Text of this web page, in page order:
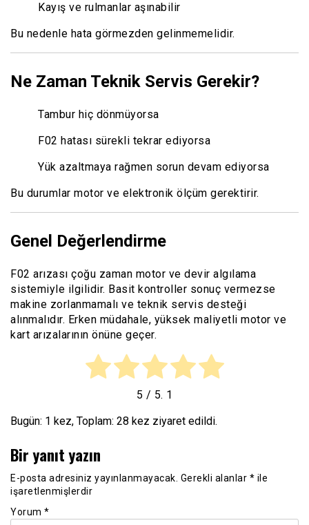
Kayış ve rulmanlar aşınabilir
Bu nedenle hata görmezden gelinmemelidir.
Ne Zaman Teknik Servis Gerekir?
Tambur hiç dönmüyorsa
F02 hatası sürekli tekrar ediyorsa
Yük azaltmaya rağmen sorun devam ediyorsa
Bu durumlar motor ve elektronik ölçüm gerektirir.
Genel Değerlendirme
F02 arızası çoğu zaman motor ve devir algılama
sistemiyle ilgilidir. Basit kontroller sonuç vermezse
makine zorlanmamalı ve teknik servis desteği
alınmalıdır. Erken müdahale, yüksek maliyetli motor ve
kart arızalarının önüne geçer.
5 / 5. 1
Bugün: 1 kez, Toplam: 28 kez ziyaret edildi.
Bir yanıt yazın
E-posta adresiniz yayınlanmayacak. Gerekli alanlar * ile
işaretlenmişlerdir
Yorum *